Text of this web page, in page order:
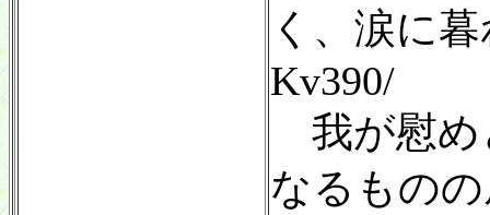
く、涙に
Kv390/
我が慰め
なるもの